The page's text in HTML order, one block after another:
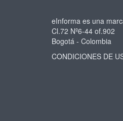
eInforma es una
Cl.72 Nº6-44 of.902
Bogotá - Colombia
CONDICIONES DE